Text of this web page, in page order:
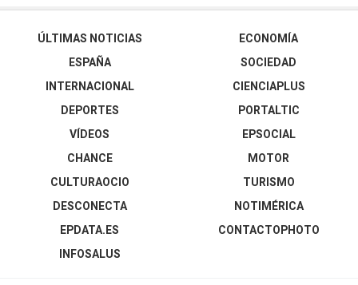
ÚLTIMAS NOTICIAS
ESPAÑA
INTERNACIONAL
DEPORTES
VÍDEOS
ECONOMÍA
SOCIEDAD
CIENCIAPLUS
PORTALTIC
EPSOCIAL
CHANCE
CULTURAOCIO
DESCONECTA
EPDATA.ES
INFOSALUS
MOTOR
TURISMO
NOTIMÉRICA
CONTACTOPHOTO